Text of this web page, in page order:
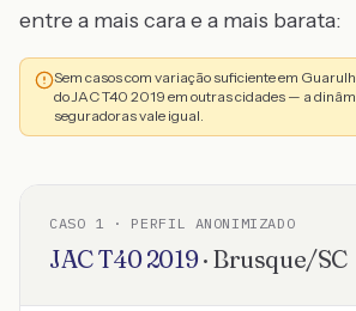
entre a mais cara e a mais barata:
Sem casos com variação suficiente em
do JAC T40 2019 em outras cidades — a
seguradoras vale igual.
CASO 1 · PERFIL ANONIMIZADO
JACT402019· Brusque/SC